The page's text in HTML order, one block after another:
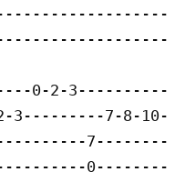
0-2-
7-8-
7--------